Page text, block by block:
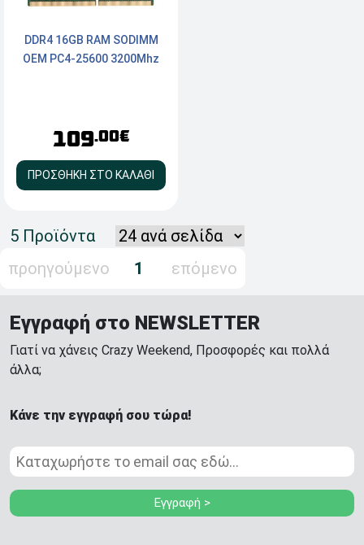
DDR4 16GB RAM SODIMM
OEM PC4-25600 3200Mhz
109.00€
ΠΡΟΣΘΗΚΗ ΣΤΟ ΚΑΛΑΘΙ
5 Προϊόντα
προηγούμενο
1 επόμενο
Εγγραφή στο NEWSLETTER
Γιατί να χάνεις Crazy Weekend, Προσφορές και πολλά
άλλα;
Κάνε την εγγραφή σου τώρα!
Εγγραφή >